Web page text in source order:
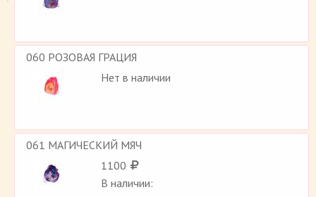
060 РОЗОВАЯ ГРАЦИЯ
Нет в наличии
061 МАГИЧЕСКИЙ МЯЧ
1100
В наличии: